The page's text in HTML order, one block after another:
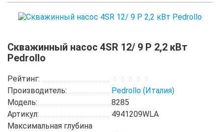
Скважинный насос 4SR 12/ 9 P 2,2 кВт
Pedrollo
Рейтинг:
Производитель:
Pedrollo (Италия)
Модель:
8285
Артикул:
4941209WLA
Максимальная глубина